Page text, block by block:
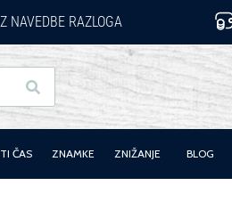
NAVEDBE RAZLOGA
Iskanje
ČAS ZNAMKE ZNIŽANJE BLOG